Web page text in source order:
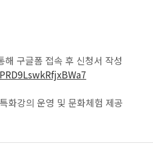
구글폼 접속 후 신청서 작성
화강의 운영 및 문화체험 제공